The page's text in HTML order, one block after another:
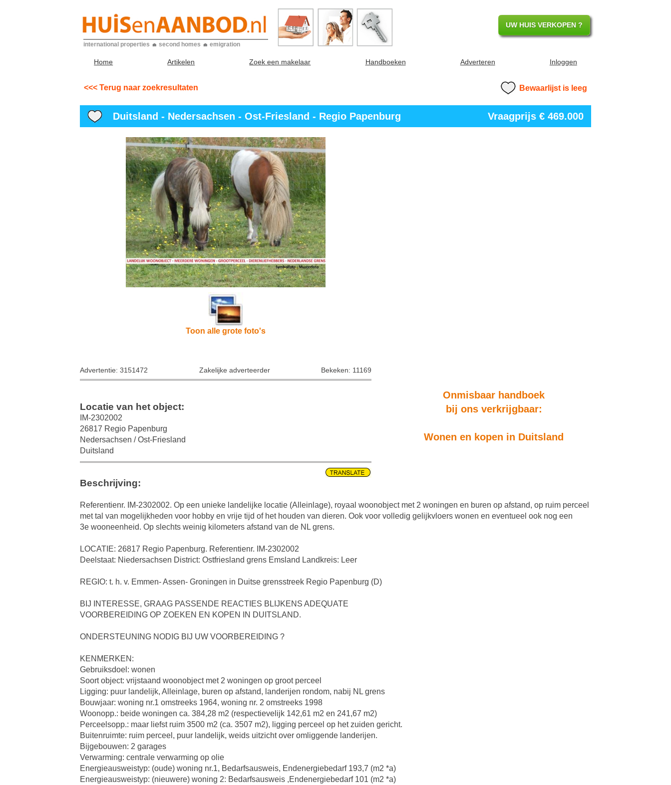
international properties second homes emigration
UW HUIS VERKOPEN ?
Home Artikelen Zoek een makelaar Handboeken Adverteren Inloggen
<<< Terug naar zoekresultaten Bewaarlijst is leeg
Duitsland - Nedersachsen - Ost-Friesland - Regio Papenburg Vraagprijs € 469.000
Toon alle grote foto's
Advertentie: 3151472 Zakelijke adverteerder Bekeken: 11169
Onmisbaar handboek
bij ons verkrijgbaar:
Wonen en kopen in Duitsland
Locatie van het object:
IM-2302002
26817 Regio Papenburg
Nedersachsen / Ost-Friesland
Duitsland
Beschrijving:
Referentienr. IM-2302002. Op een unieke landelijke locatie (Alleinlage), royaal woonobject met 2 woningen en buren op afstand, op ruim perceel
met tal van mogelijkheden voor hobby en vrije tijd of het houden van dieren. Ook voor volledig gelijkvloers wonen en eventueel ook nog een
3e wooneenheid. Op slechts weinig kilometers afstand van de NL grens.
LOCATIE: 26817 Regio Papenburg. Referentienr. IM-2302002
Deelstaat: Niedersachsen District: Ostfriesland grens Emsland Landkreis: Leer
REGIO: t. h. v. Emmen- Assen- Groningen in Duitse grensstreek Regio Papenburg (D)
BIJ INTERESSE, GRAAG PASSENDE REACTIES BLIJKENS ADEQUATE
VOORBEREIDING OP ZOEKEN EN KOPEN IN DUITSLAND.
ONDERSTEUNING NODIG BIJ UW VOORBEREIDING ?
KENMERKEN:
Gebruiksdoel: wonen
Soort object: vrijstaand woonobject met 2 woningen op groot perceel
Ligging: puur landelijk, Alleinlage, buren op afstand, landerijen rondom, nabij NL grens
Bouwjaar: woning nr.1 omstreeks 1964, woning nr. 2 omstreeks 1998
Woonopp.: beide woningen ca. 384,28 m2 (respectievelijk 142,61 m2 en 241,67 m2)
Perceelsopp.: maar liefst ruim 3500 m2 (ca. 3507 m2), ligging perceel op het zuiden gericht.
Buitenruimte: ruim perceel, puur landelijk, weids uitzicht over omliggende landerijen.
Bijgebouwen: 2 garages
Verwarming: centrale verwarming op olie
Energieausweistyp: (oude) woning nr.1, Bedarfsausweis, Endenergiebedarf 193,7 (m2 *a)
Energieausweistyp: (nieuwere) woning 2: Bedarfsausweis ,Endenergiebedarf 101 (m2 *a)